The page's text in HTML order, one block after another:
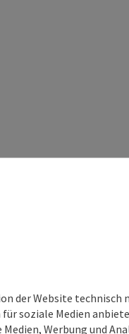
der Website
soziale Medien
Werbung und